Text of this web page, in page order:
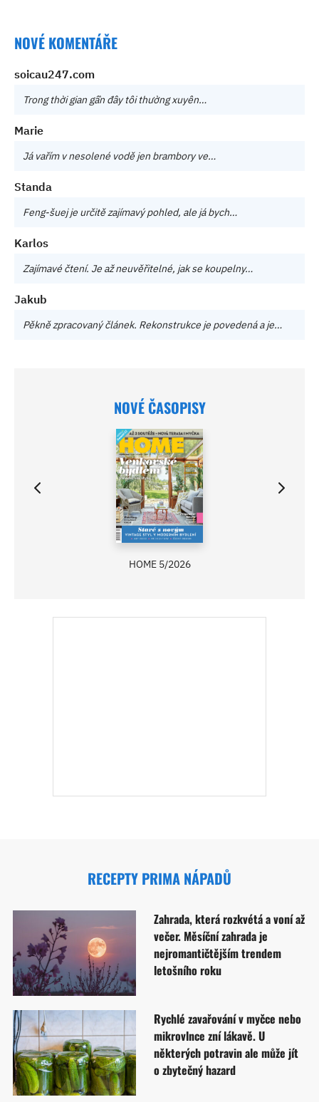
NOVÉ KOMENTÁŘE
soicau247.com
Trong thời gian gần đây tôi thường xuyên…
Marie
Já vařím v nesolené vodě jen brambory ve…
Standa
Feng-šuej je určitě zajímavý pohled, ale já bych…
Karlos
Zajímavé čtení. Je až neuvěřitelné, jak se koupelny…
Jakub
Pěkně zpracovaný článek. Rekonstrukce je povedená a je…
NOVÉ ČASOPISY
HOME 5/2026
RECEPTY PRIMA NÁPADŮ
Zahrada, která rozkvétá a voní až
večer. Měsíční zahrada je
nejromantičtějším trendem
letošního roku
Rychlé zavařování v myčce nebo
mikrovlnce zní lákavě. U
některých potravin ale může jít
o zbytečný hazard